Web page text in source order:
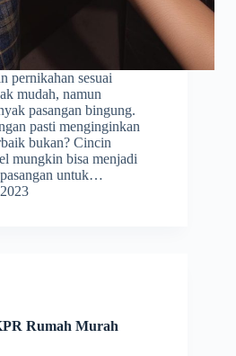
pernikahan sesuai
mudah, namun
pasangan bingung.
pasti menginginkan
bukan? Cincin
mungkin bisa menjadi
untuk…
Rumah Murah